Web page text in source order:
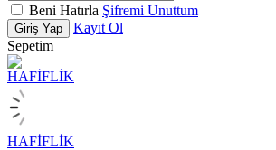
Beni Hatırla Şifremi Unuttum
Giriş Yap
Kayıt Ol
Sepetim
HAFİFLİK